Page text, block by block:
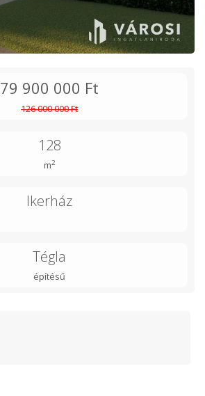
79 900 000 Ft
126 000 000 Ft
128
m2
Ikerház
Tégla
építésű